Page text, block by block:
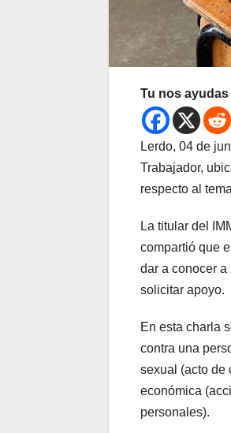
Tu nos
Lerdo, 04 de
Trabajador,
respecto al
La titular del
compartió que
dar a conocer
solicitar apoyo.
En esta charla
contra una
sexual (acto de
económica
personales).